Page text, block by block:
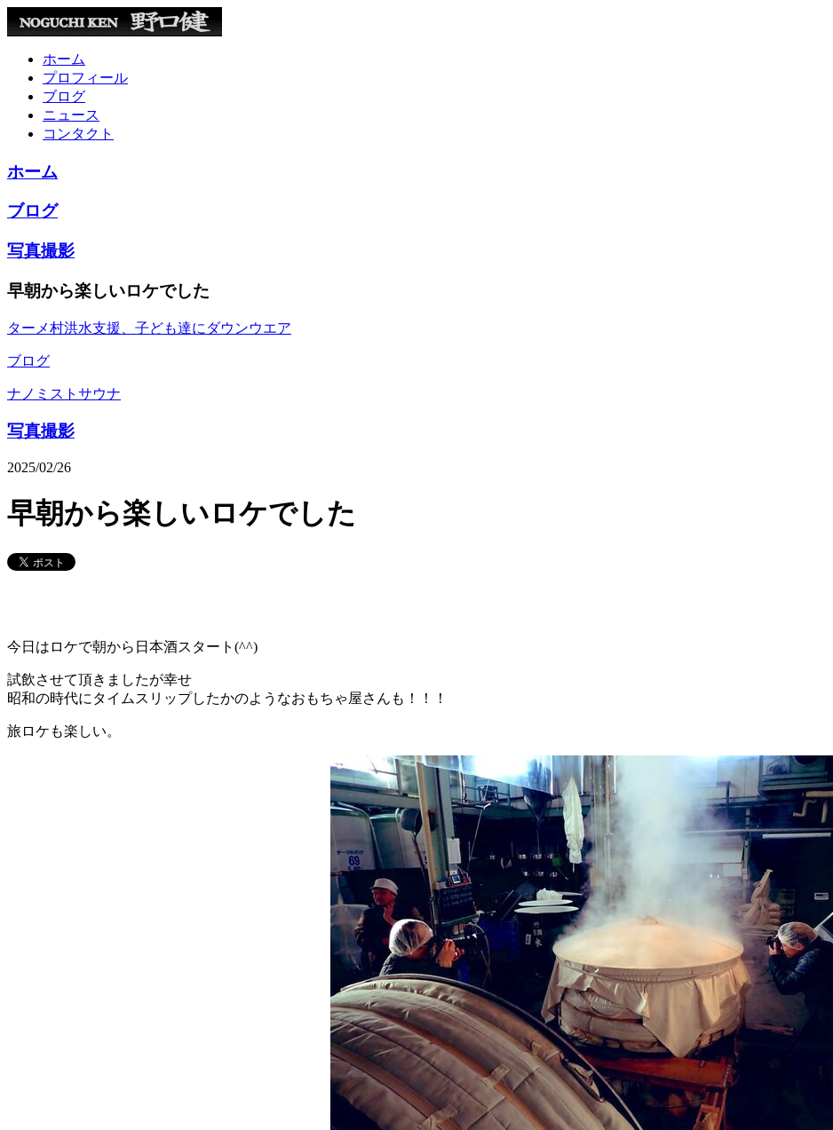
ホーム
プロフィール
ブログ
ニュース
コンタクト
ホーム
ブログ
写真撮影
早朝から楽しいロケでした
ターメ村洪水支援、子ども達にダウンウエア
ブログ
ナノミストサウナ
写真撮影
2025/02/26
早朝から楽しいロケでした
今日はロケで朝から日本酒スタート(^^)
試飲させて頂きましたが幸せ
昭和の時代にタイムスリップしたかのようなおもちゃ屋さんも！！！
旅ロケも楽しい。